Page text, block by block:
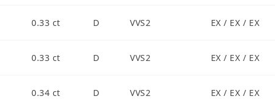
0.33 ct D VVS2 EX / EX / EX
0.33 ct D VVS2 EX / EX / EX
0.34 ct D VVS2 EX / EX / EX